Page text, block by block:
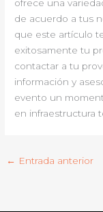
ofrece una
de acuerdo a tus
que este artículo
exitosamente tu
contactar a tu
información y
evento un
en infraestructura
← Entrada anterior